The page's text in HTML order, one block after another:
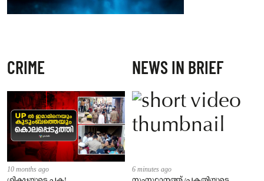
CRIME
10 months ago
NEWS IN BRIEF
6 minutes ago